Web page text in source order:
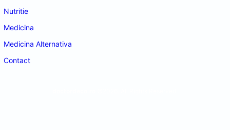
Nutritie
Medicina
Medicina Alternativa
Contact